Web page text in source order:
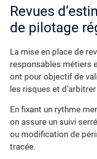
Revues
de pilotage
La mise en place de
responsables métiers
ont pour objectif de
les risques et
En fixant un rythme
on assure un suivi
ou modification de
tracée.